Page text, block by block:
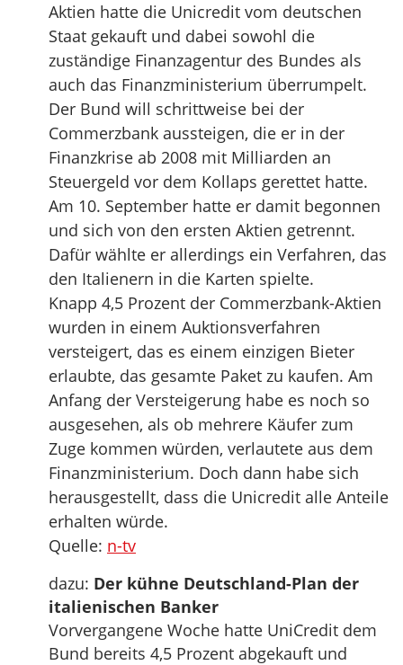
Aktien hatte die Unicredit vom deutschen
Staat gekauft und dabei sowohl die
zuständige Finanzagentur des Bundes als
auch das Finanzministerium überrumpelt.
Der Bund will schrittweise bei der
Commerzbank aussteigen, die er in der
Finanzkrise ab 2008 mit Milliarden an
Steuergeld vor dem Kollaps gerettet hatte.
Am 10. September hatte er damit begonnen
und sich von den ersten Aktien getrennt.
Dafür wählte er allerdings ein Verfahren, das
den Italienern in die Karten spielte.
Knapp 4,5 Prozent der Commerzbank-Aktien
wurden in einem Auktionsverfahren
versteigert, das es einem einzigen Bieter
erlaubte, das gesamte Paket zu kaufen. Am
Anfang der Versteigerung habe es noch so
ausgesehen, als ob mehrere Käufer zum
Zuge kommen würden, verlautete aus dem
Finanzministerium. Doch dann habe sich
herausgestellt, dass die Unicredit alle Anteile
erhalten würde.
Quelle: n-tv
dazu: Der kühne Deutschland-Plan der
italienischen Banker
Vorvergangene Woche hatte UniCredit dem
Bund bereits 4,5 Prozent abgekauft und